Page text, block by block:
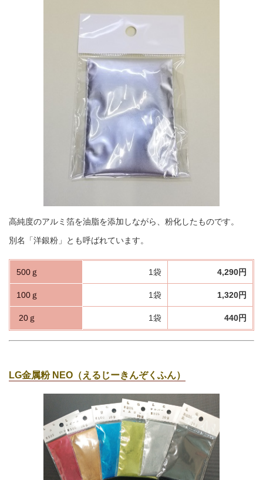
高純度のアルミ箔を油脂を添加しながら、粉化したものです。
別名「洋銀粉」とも呼ばれています。
500ｇ 1袋 4,290円
100ｇ 1袋 1,320円
20ｇ 1袋 440円
LG金属粉 NEO（えるじーきんぞくふん）